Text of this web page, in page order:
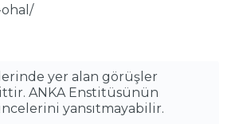
yer alan görüşler
ANKA Enstitüsünün
yansıtmayabilir.